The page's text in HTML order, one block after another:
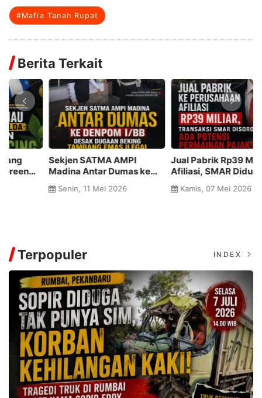
#Mafia Tanah Rupat
Berita Terkait
Sekjen SATMA AMPI
Madina Antar Dumas ke
DENPOM I/BB, Desak
Dugaan Beking Tambang
Senin, 11 Mei 2026
Jual Pabrik Rp39 Miliar ke
Afiliasi, SMAR Diduga
Mainkan Skema Pajak
Kamis, 07 Mei 2026
Terpopuler INDEX